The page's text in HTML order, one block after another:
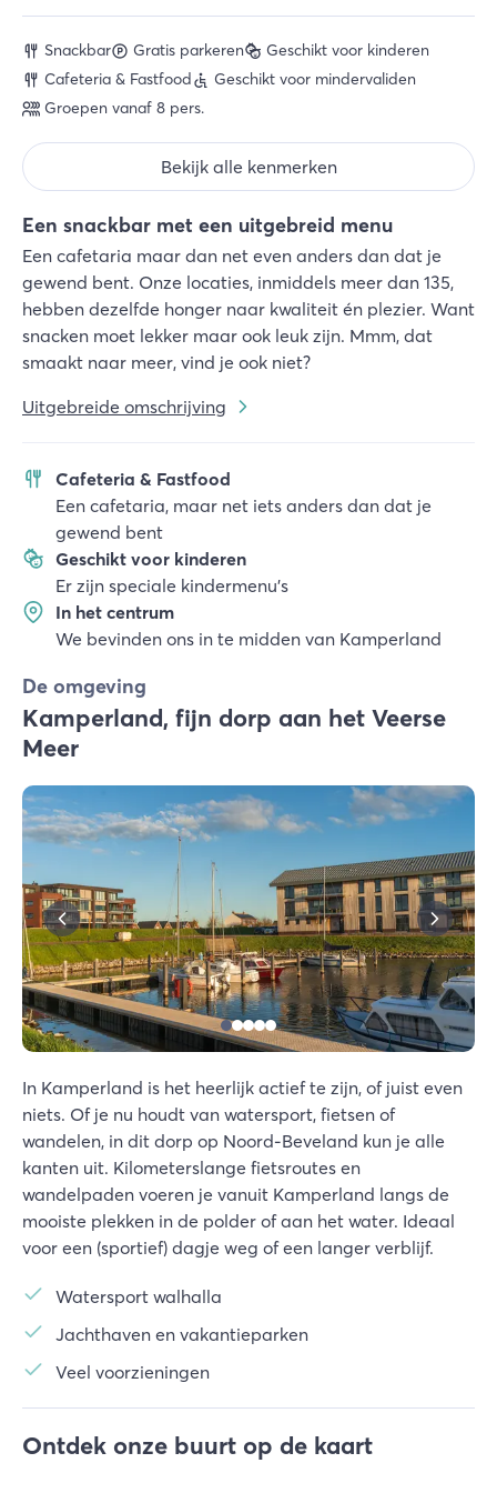
Een snackbar met een uitgebreid menu
Een cafetaria maar dan net even anders dan dat je
gewend bent. Onze locaties, inmiddels meer dan 135,
hebben dezelfde honger naar kwaliteit én plezier. Want
snacken moet lekker maar ook leuk zijn. Mmm, dat
smaakt naar meer, vind je ook niet?
Uitgebreide omschrijving
Cafeteria & Fastfood
Een cafetaria, maar net iets anders dan dat je
gewend bent
Geschikt voor kinderen
Er zijn speciale kindermenu's
In het centrum
We bevinden ons in te midden van Kamperland
Snackbar Gratis parkeren
Geschikt voor kinderen
Cafeteria & Fastfood
Geschikt voor mindervaliden
Groepen vanaf 8 pers.
Bekijk alle kenmerken
De omgeving
Kamperland, fijn dorp aan het Veerse
Meer
In Kamperland is het heerlijk actief te zijn, of juist even
niets. Of je nu houdt van watersport, fietsen of
wandelen, in dit dorp op Noord-Beveland kun je alle
kanten uit. Kilometerslange fietsroutes en
wandelpaden voeren je vanuit Kamperland langs de
mooiste plekken in de polder of aan het water. Ideaal
voor een (sportief) dagje weg of een langer verblijf.
Watersport walhalla
Jachthaven en vakantieparken
Veel voorzieningen
Ontdek onze buurt op de kaart